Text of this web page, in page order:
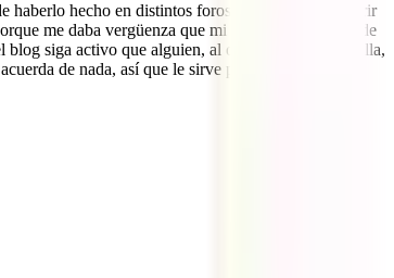
haberlo hecho en distintos foros de viajes decidí abrir
me daba vergüenza que mi madre fuera capaz de
blog siga activo que alguien, al otro lado de la pantalla,
de nada, así que le sirve para rememorar los